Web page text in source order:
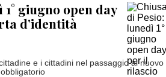
giugno open day
d’identità
e i cittadini nel passaggio al nuovo